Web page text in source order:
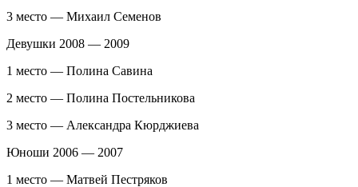
3 место — Михаил Семенов
Девушки 2008 — 2009
1 место — Полина Савина
2 место — Полина Постельникова
3 место — Александра Кюрджиева
Юноши 2006 — 2007
1 место — Матвей Пестряков